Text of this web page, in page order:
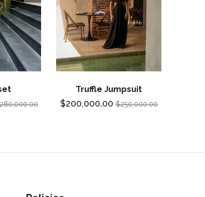
Truffle Jumpsuit
$200,000.00 $250,000.00